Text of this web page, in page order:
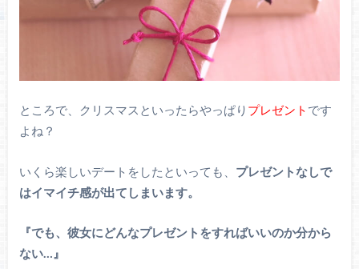
ところで、クリスマスといったらやっぱり プレゼント です
よね？
いくら楽しいデートをしたといっても、 プレゼントなしで
はイマイチ感が出てしまいます。
『でも、彼女にどんなプレゼントをすればいいのか分から
ない…』